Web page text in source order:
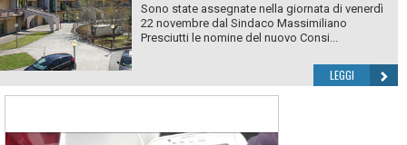
Sono state assegnate nella giornata di venerdì
22 novembre dal Sindaco Massimiliano
Presciutti le nomine del nuovo Consi...
LEGGI